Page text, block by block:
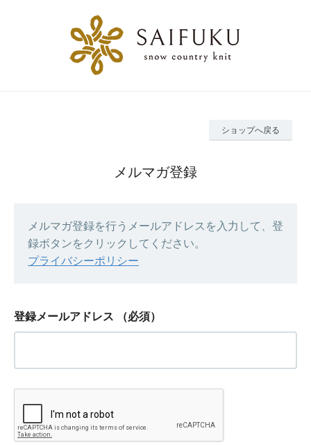
ショップへ戻る
メルマガ登録
メルマガ登録を行うメールアドレスを入力して、登
録ボタンをクリックしてください。
プライバシーポリシー
登録メールアドレス （必須）